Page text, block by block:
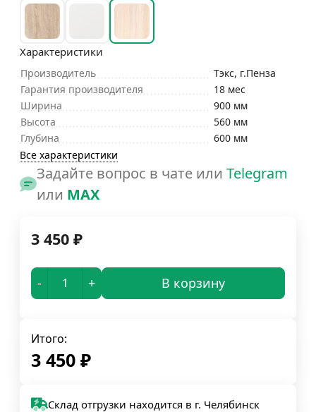
Характеристики
Производитель
Тэкс, г.Пенза
Гарантия производителя
18 мес
Ширина
900 мм
Высота
560 мм
Глубина
600 мм
Все характеристики
Задайте вопрос в чате или Telegram
или MAX
3 450 ₽
- + В корзину
Итого:
3 450 ₽
Склад отгрузки находится в г. Челябинск